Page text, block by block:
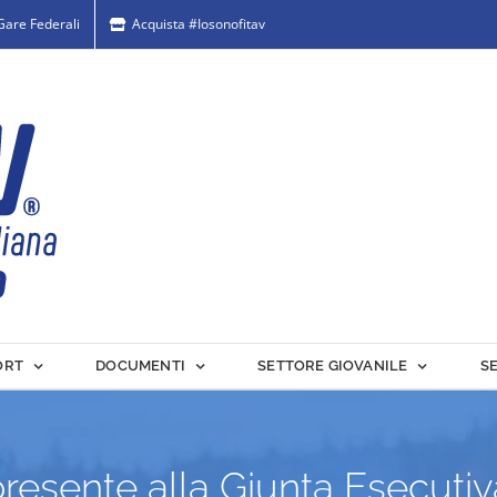
Federali Acquista #Iosonofitav
DOCUMENTI SETTORE GIOVANILE
alla Giunta